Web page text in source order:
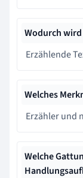
Wodurch
Erzählende
Welches
Erzähler und
Welche